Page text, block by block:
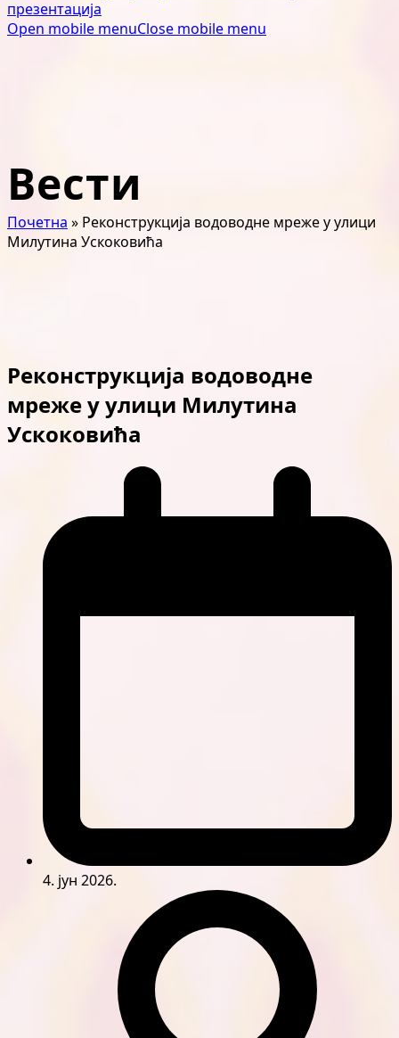
Open mobile menuClose mobile menu
Вести
Почетна » Реконструкција водоводне мреже у улици
Милутина Ускоковића
Реконструкција водоводне
мреже у улици Милутина
Ускоковића
4. јун 2026.